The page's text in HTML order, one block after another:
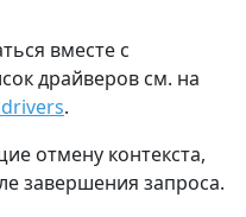
вместе с
драйверов см. на
.
отмену контекста,
завершения запроса.